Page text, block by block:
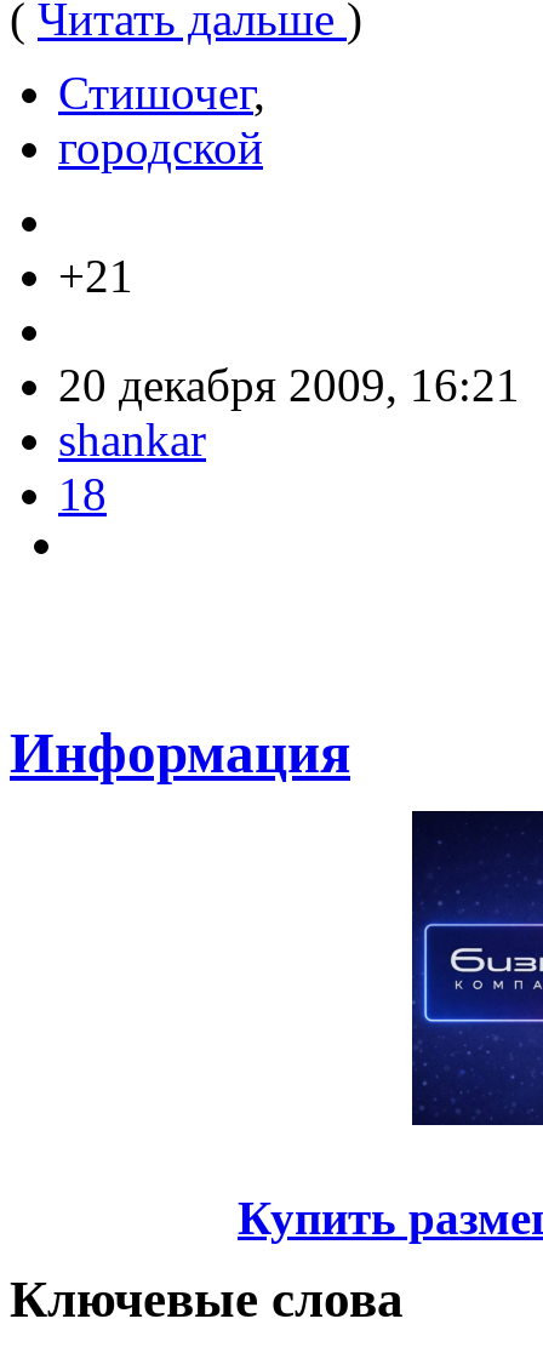
( Читать дальше )
Стишочег,
городской
+21
20 декабря 2009, 16:21
shankar
18
Информация
Купить
Ключевые слова